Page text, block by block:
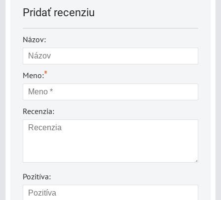
Pridať recenziu
Názov:
Meno:*
Recenzia:
Pozitíva: